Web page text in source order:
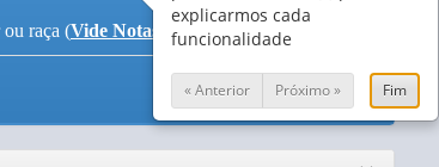
ou raça (Vide Notas
explicarmos cada
funcionalidade
« Anterior Próximo » Fim